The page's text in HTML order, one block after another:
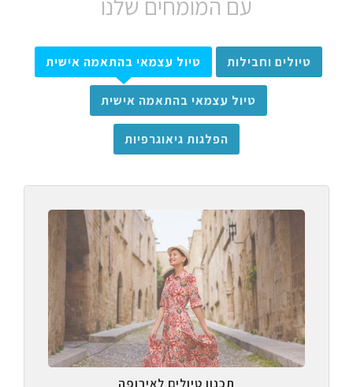
עם המומחים שלנו
טיולים וחבילות טיול עצמאי בהתאמה אישית
טיול עצמאי בהתאמה אישית
הפלגות גיאוגרפיות
תכנון טיולים לאירופה